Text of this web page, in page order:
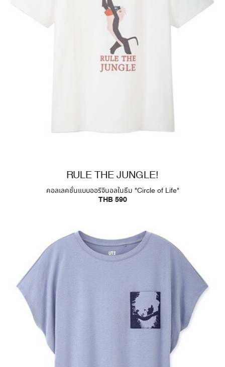
RULE THE JUNGLE!
คอลเลคชั่นแบบออริจินอลในธีม "Circle of Life"
THB 590